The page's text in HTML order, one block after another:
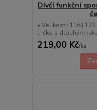
Dívčí funkční
• Velikosti: 116 | 122
tričko s dlouhým
219,00 Kč/ks